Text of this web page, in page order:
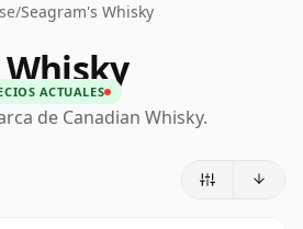
/Seagram's Whisky
Whisky
ACTUALES
de Canadian Whisky.